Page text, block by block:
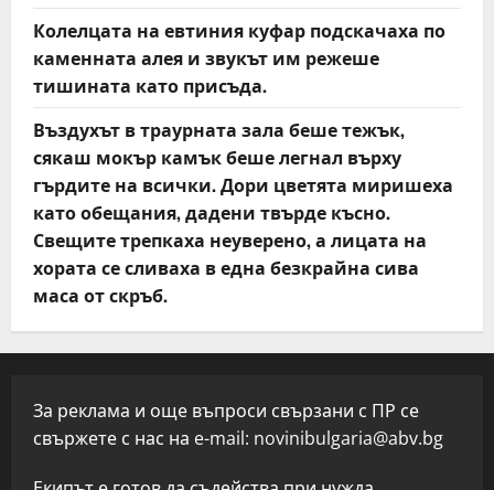
Колелцата на евтиния куфар подскачаха по
каменната алея и звукът им режеше
тишината като присъда.
Въздухът в траурната зала беше тежък,
сякаш мокър камък беше легнал върху
гърдите на всички. Дори цветята миришеха
като обещания, дадени твърде късно.
Свещите трепкаха неуверено, а лицата на
хората се сливаха в една безкрайна сива
маса от скръб.
За реклама и още въпроси свързани с ПР се
свържете с нас на e-mail: novinibulgaria@abv.bg